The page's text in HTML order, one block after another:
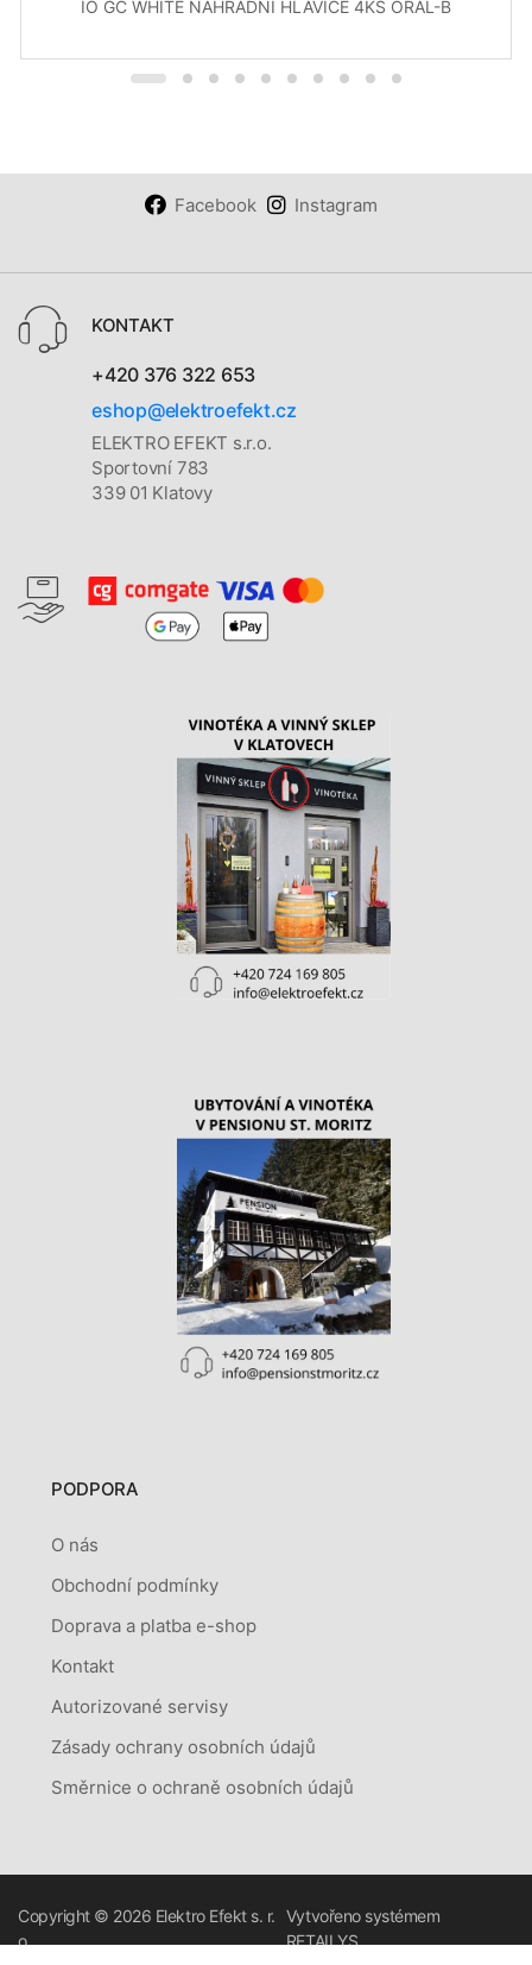
IO GC WHITE NÁHRADNÍ HLAVICE 4KS ORAL-B
Facebook Instagram
KONTAKT
+420 376 322 653
eshop@elektroefekt.cz
ELEKTRO EFEKT s.r.o.
Sportovní 783
339 01 Klatovy
PODPORA
O nás
Obchodní podmínky
Doprava a platba e-shop
Kontakt
Autorizované servisy
Zásady ochrany osobních údajů
Směrnice o ochraně osobních údajů
Copyright © 2026 Elektro Efekt s. r.
o.
Vytvořeno systémem
RETAILYS.